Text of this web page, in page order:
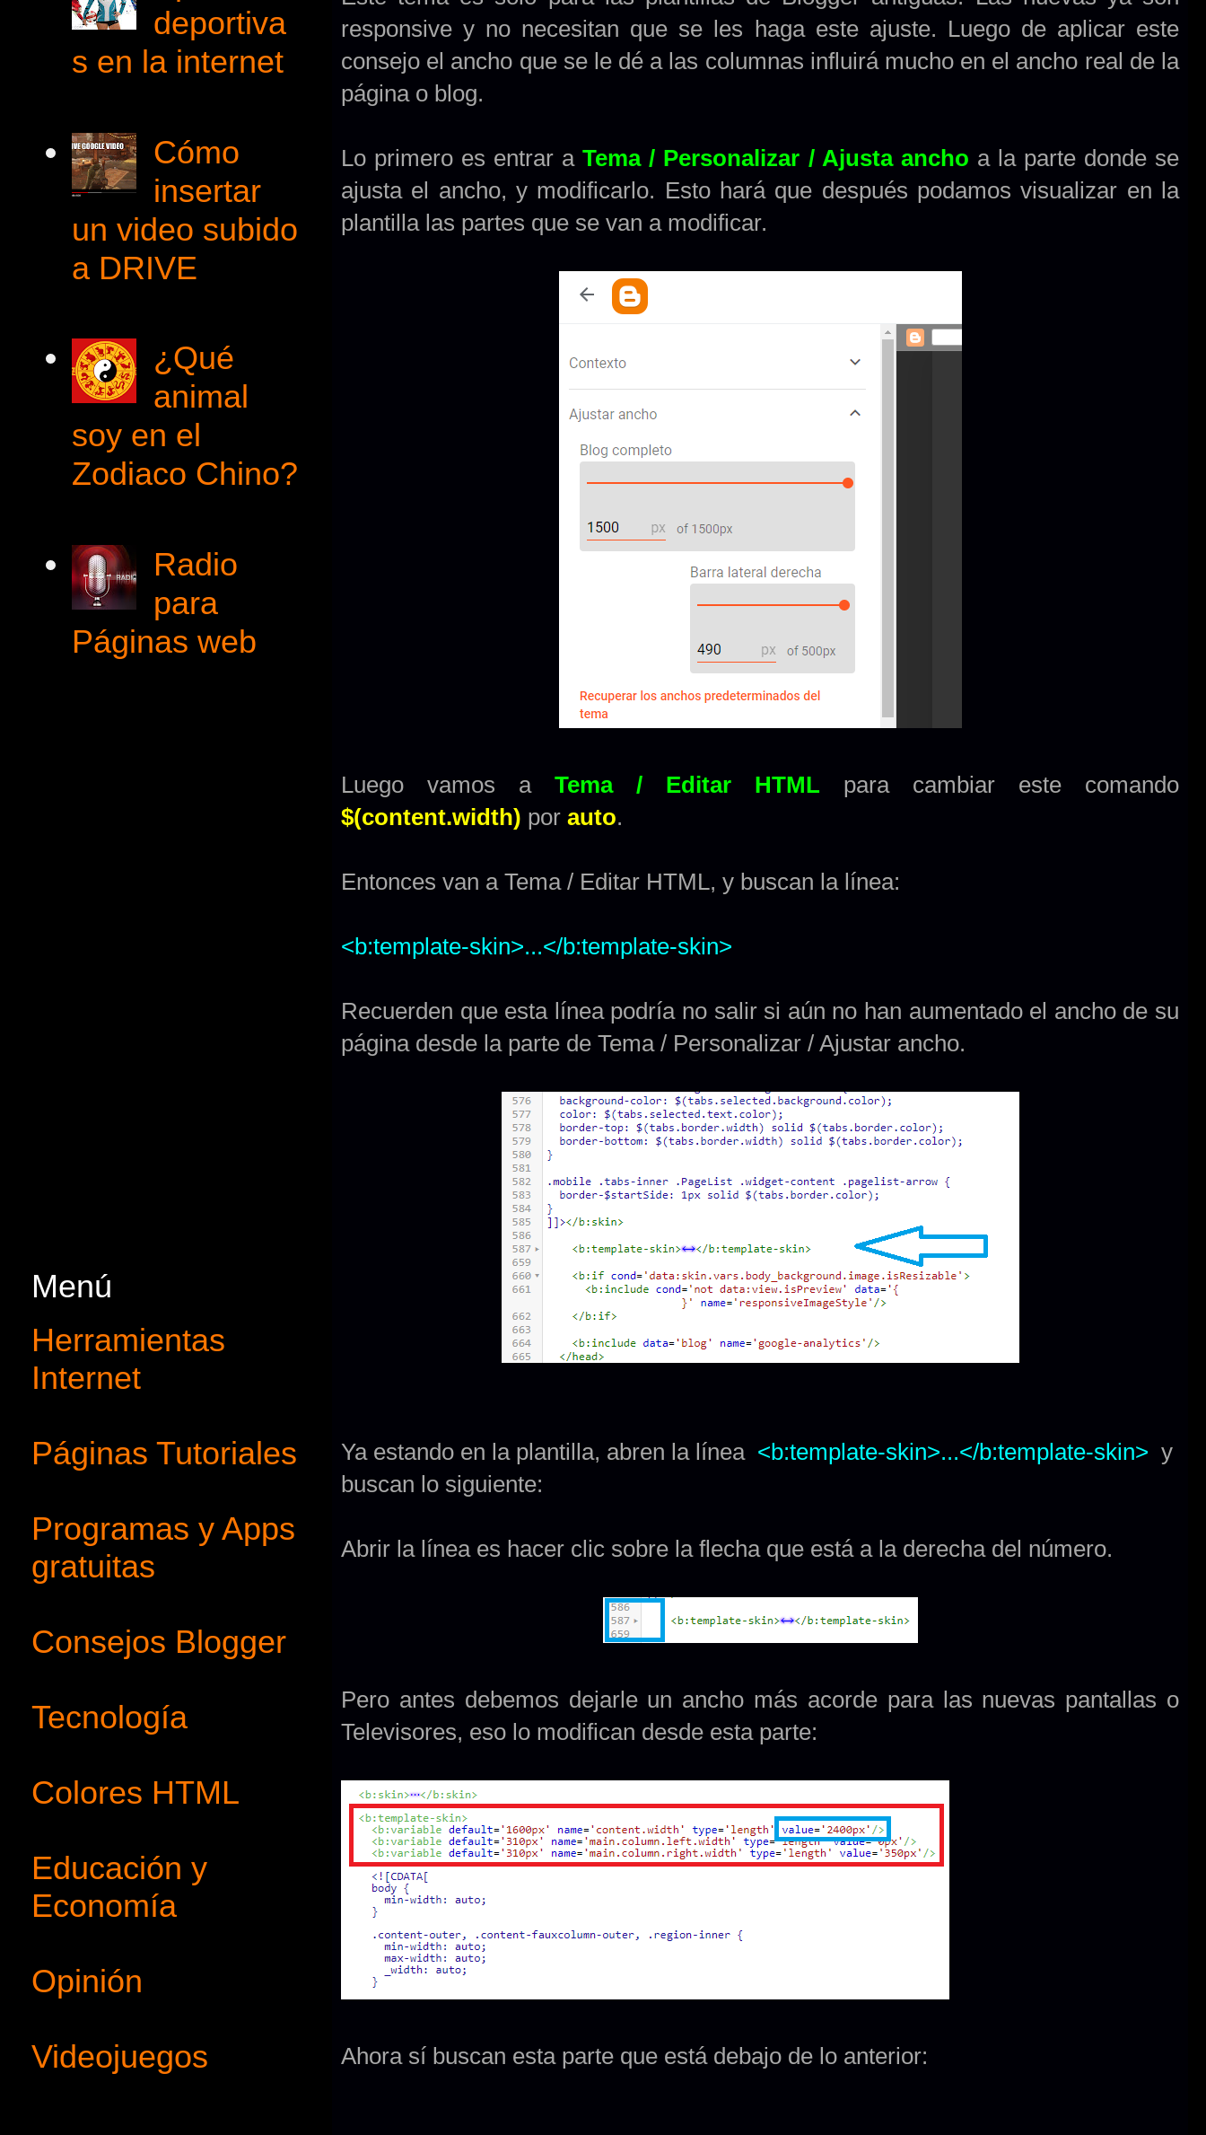
responsive y no necesitan que se les haga este ajuste. Luego de aplicar este
consejo el ancho que se le dé a las columnas influirá mucho en el ancho real de la
página o blog.
Lo primero es entrar aTema / Personalizar / Ajusta ancho a la parte donde se
ajusta el ancho, y modificarlo. Esto hará que después podamos visualizar en la
plantilla las partes que se van a modificar.
Luego vamos a Tema / Editar HTML para cambiar este comando
$(content.width) por auto.
Entonces van a Tema / Editar HTML, y buscan la línea:
<b:template-skin>...</b:template-skin>
Recuerden que esta línea podría no salir si aún no han aumentado el ancho de su
página desde la parte de Tema / Personalizar / Ajustar ancho.
Ya estando en la plantilla, abren la línea <b:template-skin>...</b:template-skin> y
buscan lo siguiente:
Abrir la línea es hacer clic sobre la flecha que está a la derecha del número.
Pero antes debemos dejarle un ancho más acorde para las nuevas pantallas o
Televisores, eso lo modifican desde esta parte:
Ahora sí buscan esta parte que está debajo de lo anterior:
deportiva
s en la internet
Cómo
insertar
un video subido
a DRIVE
¿Qué
animal
soy en el
Zodiaco Chino?
Radio
para
Páginas web
Menú
Herramientas
Internet
Páginas Tutoriales
Programas y Apps
gratuitas
Consejos Blogger
Tecnología
Colores HTML
Educación y
Economía
Opinión
Videojuegos